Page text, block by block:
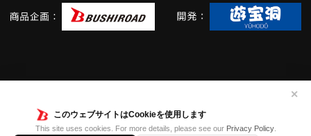
このウェブサイトはCookieを使用します
This site uses cookies. For more details, please see our Privacy Policy.
✕